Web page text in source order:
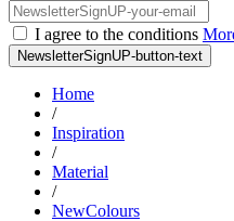
I agree to the conditions
NewsletterSignUP-button-text
Home
/
Inspiration
/
Material
/
NewColours